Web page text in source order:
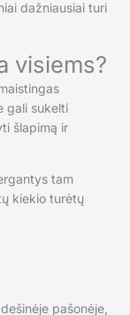
dažniausiai turi
visiems?
gali sukelti
šlapimą ir
tam
kiekio turėtų
pašonėje,